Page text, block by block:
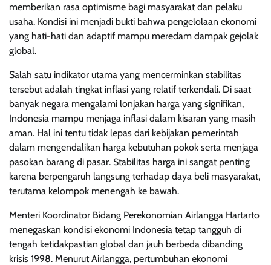
memberikan rasa optimisme bagi masyarakat dan pelaku
usaha. Kondisi ini menjadi bukti bahwa pengelolaan ekonomi
yang hati-hati dan adaptif mampu meredam dampak gejolak
global.
Salah satu indikator utama yang mencerminkan stabilitas
tersebut adalah tingkat inflasi yang relatif terkendali. Di saat
banyak negara mengalami lonjakan harga yang signifikan,
Indonesia mampu menjaga inflasi dalam kisaran yang masih
aman. Hal ini tentu tidak lepas dari kebijakan pemerintah
dalam mengendalikan harga kebutuhan pokok serta menjaga
pasokan barang di pasar. Stabilitas harga ini sangat penting
karena berpengaruh langsung terhadap daya beli masyarakat,
terutama kelompok menengah ke bawah.
Menteri Koordinator Bidang Perekonomian Airlangga Hartarto
menegaskan kondisi ekonomi Indonesia tetap tangguh di
tengah ketidakpastian global dan jauh berbeda dibanding
krisis 1998. Menurut Airlangga, pertumbuhan ekonomi